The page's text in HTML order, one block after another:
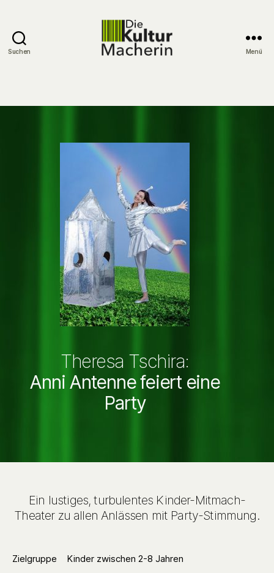
Suchen Menü
Theresa Tschira:
Anni Antenne feiert eine
Party
Ein lustiges, turbulentes Kinder-Mitmach-
Theater zu allen Anlässen mit Party-Stimmung.
Zielgruppe
Kinder zwischen 2-8 Jahren